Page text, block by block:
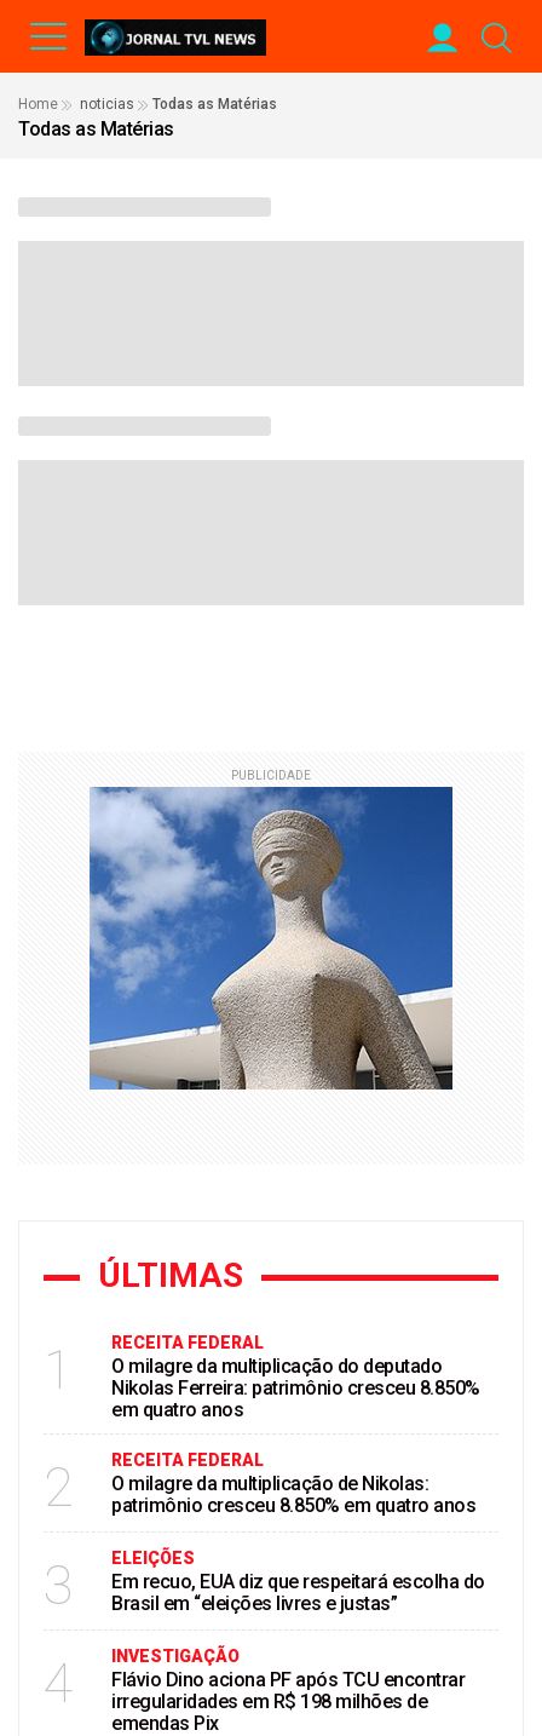
Home noticias Todas as Matérias
Todas as Matérias
PUBLICIDADE
ÚLTIMAS
1 RECEITA FEDERAL
O milagre da multiplicação do deputado
Nikolas Ferreira: patrimônio cresceu 8.850%
em quatro anos
2 RECEITA FEDERAL
O milagre da multiplicação de Nikolas:
patrimônio cresceu 8.850% em quatro anos
3 ELEIÇÕES
Em recuo, EUA diz que respeitará escolha do
Brasil em “eleições livres e justas”
4 INVESTIGAÇÃO
Flávio Dino aciona PF após TCU encontrar
irregularidades em R$ 198 milhões de
emendas Pix